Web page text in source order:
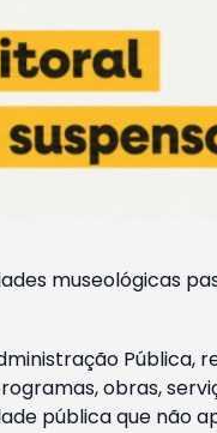
museológicas
Pública,
obras,
pública que não